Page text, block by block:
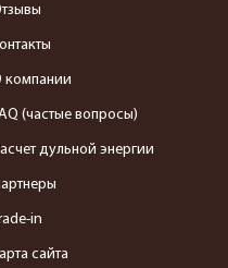
компании
(частые вопросы)
дульной энергии
in
сайта